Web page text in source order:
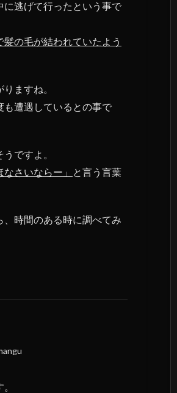
に逃げて行ったという事で
の毛が結われていたよう
ますね。
も遭遇しているとの事で
ですよ。
なさいならー」
と言う言葉
、時間のある時に調べてみ